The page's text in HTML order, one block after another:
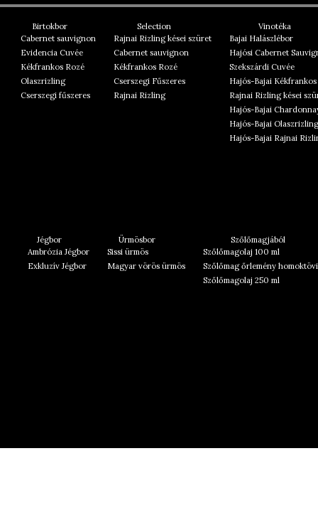
Birtokbor
Cabernet sauvignon
Evidencia Cuvée
Kékfrankos Rozé
Olaszrizling
Cserszegi fűszeres
Selection
Rajnai Rizling kései szüret
Cabernet sauvignon
Kékfrankos Rozé
Cserszegi Fűszeres
Rajnai Rizling
Vinotéka
Bajai Halászlébor
Hajósi Cabernet
Szekszárdi Cuvée
Hajós-Bajai
Rajnai Rizling kései
Hajós-Bajai
Hajós-Bajai Olaszrizling
Hajós-Bajai Rajnai
Jégbor
Ambrózia Jégbor
Exkluzív Jégbor
Ürmösbor
Sissi ürmös
Magyar vörös ürmös
Szőlőmagjából
Szőlőmagolaj 100 ml
Szőlőmag őrlemény
Szőlőmagolaj 250 ml